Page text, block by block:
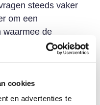
cookies
en advertenties te
steeds vaker
om een
waarmee de
machtigt
Daarnaast is er
de AVG. Het